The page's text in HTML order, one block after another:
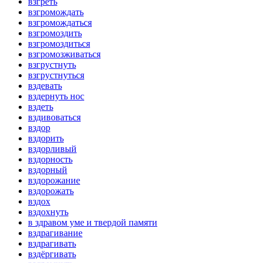
взгромождать
взгромождаться
взгромоздить
взгромоздиться
взгромозживаться
взгрустнуть
взгрустнуться
вздевать
вздернуть нос
вздеть
вздивоваться
вздор
вздорить
вздорливый
вздорность
вздорный
вздорожание
вздорожать
вздох
вздохнуть
в здравом уме и твердой памяти
вздрагивание
вздрагивать
вздёргивать